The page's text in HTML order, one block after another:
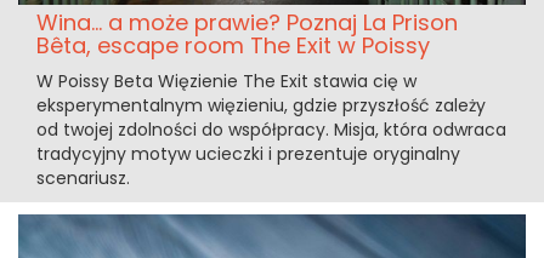
Wina... a może prawie? Poznaj La Prison
Bêta, escape room The Exit w Poissy
W Poissy Beta Więzienie The Exit stawia cię w
eksperymentalnym więzieniu, gdzie przyszłość zależy
od twojej zdolności do współpracy. Misja, która odwraca
tradycyjny motyw ucieczki i prezentuje oryginalny
scenariusz.